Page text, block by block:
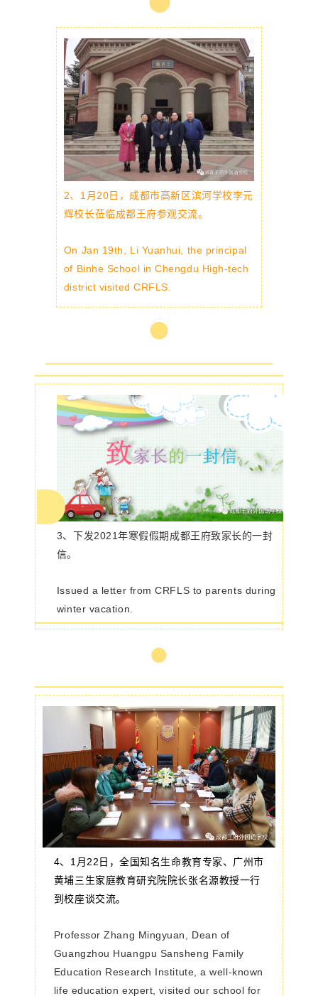
2、 1月20日，成都市高新区滨河学校李元
辉校长莅临成都王府参观交流。
On Jan 19th, Li Yuanhui, the principal
of Binhe School in Chengdu High-tech
district visited CRFLS.
3、下发2021年寒假假期成都王府致家长的一封
信。
Issued a letter from CRFLS to parents during
winter vacation.
4、 1月22日，全国知名生命教育专家、广州市
黄埔三生家庭教育研究院院长张名源教授一行
到校座谈交流。
Professor Zhang Mingyuan, Dean of
Guangzhou Huangpu Sansheng Family
Education Research Institute, a well-known
life education expert, visited our school for